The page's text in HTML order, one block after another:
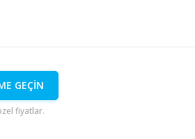
GEÇİN
fiyatlar.